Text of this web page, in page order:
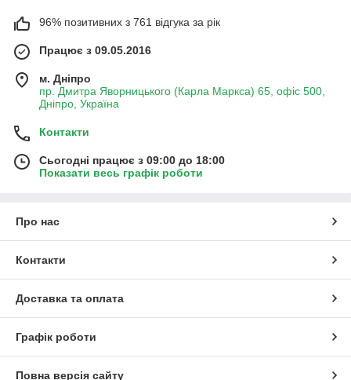
96% позитивних з 761 відгука за рік
Працює з 09.05.2016
м. Дніпро
пр. Дмитра Яворницького (Карла Маркса) 65, офіс 500,
Дніпро, Україна
Контакти
Сьогодні працює з 09:00 до 18:00
Показати весь графік роботи
Про нас
Контакти
Доставка та оплата
Графік роботи
Повна версія сайту